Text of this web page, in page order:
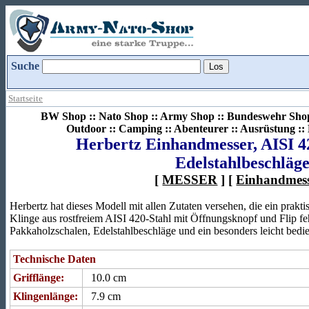
Suche
Startseite
BW Shop :: Nato Shop :: Army Shop :: Bundeswehr
Outdoor :: Camping :: Abenteurer :: Ausrüstung ::
Herbertz Einhandmesser, AISI
[MESSER ] [
Herbertz hat dieses Modell mit allen Zutaten versehen, die ein
Klinge aus rostfreiem AISI 420-Stahl mit Öffnungsknopf und Flip
Pakkaholzschalen, Edelstahlbeschläge und ein besonders leicht
Technische Daten
Grifflänge:
10.0 cm
Klingenlänge:
7.9 cm